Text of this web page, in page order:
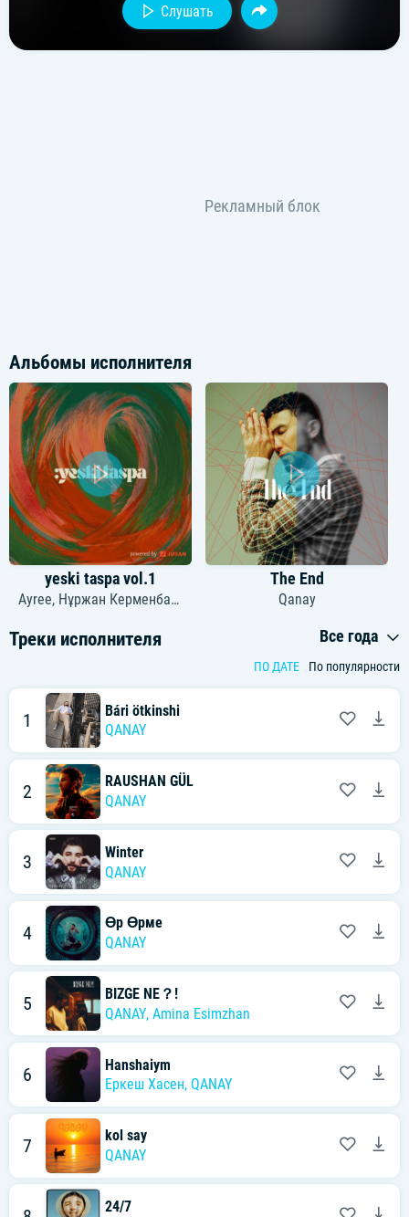
Слушать
Альбомы исполнителя
yeski taspa vol.1
Ayree, Нұржан Керменбаев Qanay,
The End
Qanay
Треки исполнителя Все года
ПО ДАТЕ По популярности
1
Bári ötkinshi
QANAY
2
RAUSHAN GÜL
QANAY
3
Winter
QANAY
4
Өр Өрме
QANAY
5
BIZGE NE？!
QANAY, Amina Esimzhan
6
Hanshaiym
Еркеш Хасен, QANAY
7
kol say
QANAY
24/7